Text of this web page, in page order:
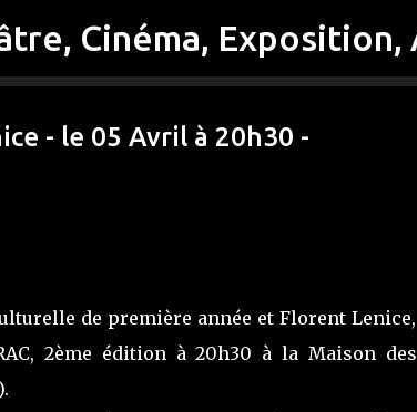
Accéder au contenu principal
- le 05 Avril à 20h30 -
de première année et Florent Lenice,
2ème édition à 20h30 à la Maison des